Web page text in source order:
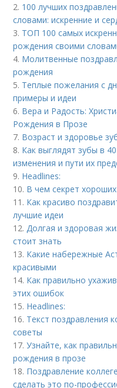
2. 100 лучших
словами: искренние и
3. ТОП 100 самых
рождения своими
4. Молитвенные
рождения
5. Теплые пожелания с
примеры и идеи
6. Вера и Радость:
Рождения в Прозе
7. Возраст и здоровье
8. Как выглядят зубы в
изменения и пути их
9. Headlines:
10. В чем секрет
11. Как красиво
лучшие идеи
12. Долгая и здоровая
стоит знать
13. Какие набережные
красивыми
14. Как правильно
этих ошибок
15. Headlines:
16. Текст поздравления
советы
17.Узнайте, как
рождения в прозе
18. Поздравление
сделать это по-